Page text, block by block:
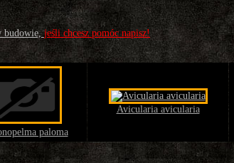
budowie,jeśli chcesz pomóc napisz!
paloma
Avicularia avicularia